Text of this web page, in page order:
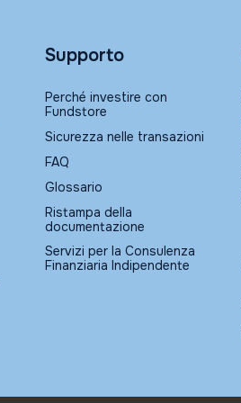
Supporto
Perché investire con
Fundstore
Sicurezza nelle transazioni
FAQ
Glossario
Ristampa della
documentazione
Servizi per la Consulenza
Finanziaria Indipendente